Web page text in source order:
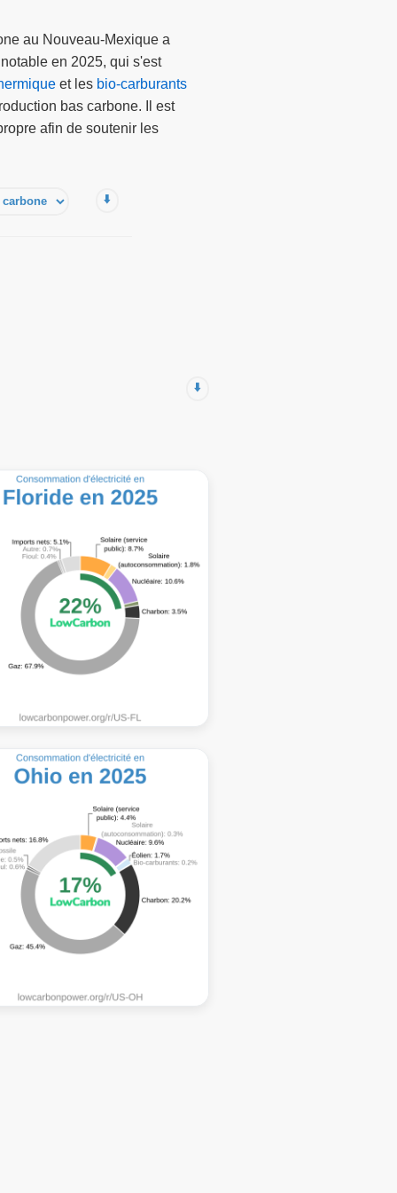
au Nouveau-Mexique a
en 2025, qui s'est
et les bio-carburants
bas carbone. Il est
afin de soutenir les
⬇️
⬇️